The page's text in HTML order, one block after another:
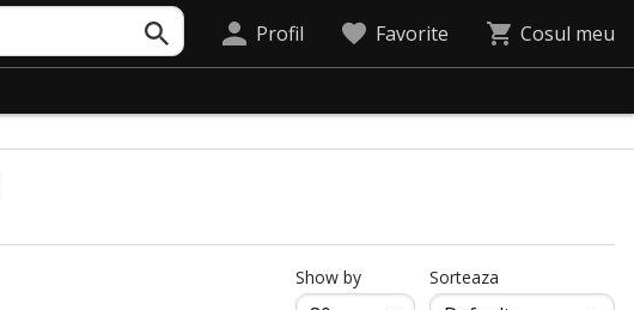
Profil Favorite Cosul meu
Show byпродукти на страница
Sorteaza